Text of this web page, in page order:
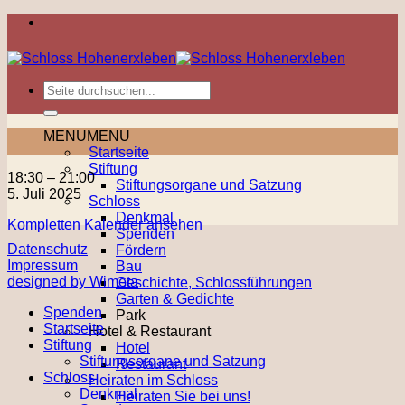
Zum
springen
MENUMENU
Startseite
Stiftung
Stiftungsorgane und Satzung
Schloss
Denkmal
Spenden
Fördern
Bau
Geschichte, Schlossführungen
Garten & Gedichte
Park
Hotel & Restaurant
Hotel
Restaurant
Heiraten im Schloss
Heiraten Sie bei uns!
Kunst
&
Kulinarisches
18:30 – 21:00
5. Juli 2025
Kompletten Kalender ansehen
Datenschutz
Impressum
designed by Wimeta
Spenden
Startseite
Stiftung
Stiftungsorgane und Satzung
Schloss
Denkmal